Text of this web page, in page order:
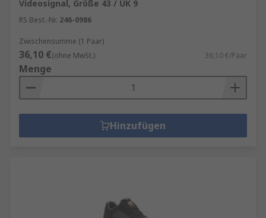
Videosignal, Größe 43 / UK 9
RS Best.-Nr. 246-0986
Zwischensumme (1 Paar)
36,10 €(ohne MwSt.) 36,10 €/Paar
Menge
Hinzufügen